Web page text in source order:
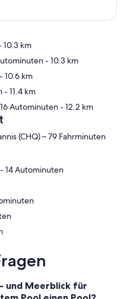
10.3 km
- 10.3 km
- 10.6 km
- 11.4 km
Autominuten- 12.2 km
(CHQ) – 79 Fahrminuten
‪Σπίτι του Πολιού (Poliou House) - ‬14 Autominuten
Bar - ‬15 Autominuten
und Meerblick für